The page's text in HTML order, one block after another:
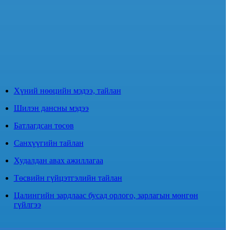
Хүний нөөцийн мэдээ, тайлан
Шилэн дансны мэдээ
Батлагдсан төсөв
Санхүүгийн тайлан
Худалдан авах ажиллагаа
Төсвийн гүйцэтгэлийн тайлан
Цалингийн зардлаас бусад орлого, зарлагын мөнгөн
гүйлгээ